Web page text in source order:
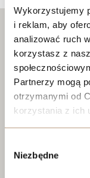
Wykorzystujemy
i reklam, aby
analizować ruch
korzystasz z
Partnerzy mogą
otrzymanymi od
korzystania z ich
process your
zgody
Niezbędne